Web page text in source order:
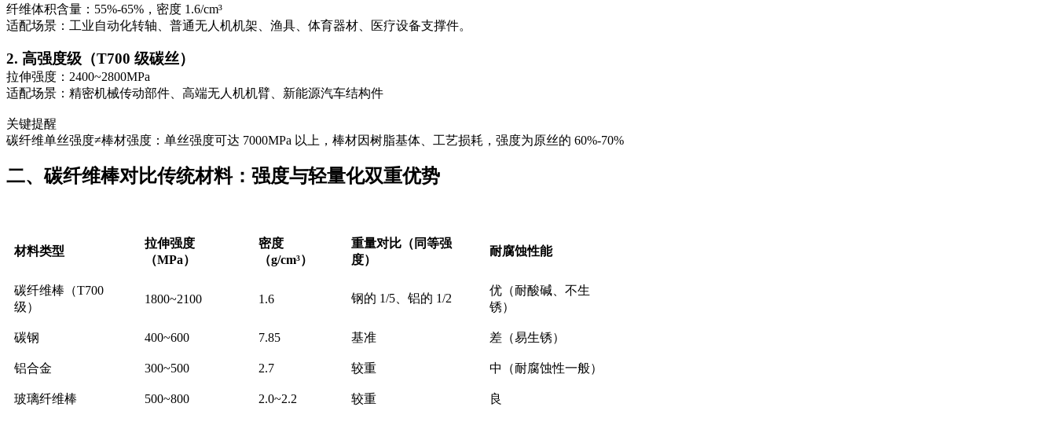
纤维体积含量：55%-65%，密度 1.6/cm³
适配场景：工业自动化转轴、普通无人机机架、渔具、体育器材、医疗设备支撑件。
2. 高强度级（T700 级碳丝）
拉伸强度：2400~2800MPa
适配场景：精密机械传动部件、高端无人机机臂、新能源汽车结构件
关键提醒
碳纤维单丝强度≠棒材强度：单丝强度可达 7000MPa 以上，棒材因树脂基体、工艺损耗，强度为原丝的 60%-70%
二、碳纤维棒对比传统材料：强度与轻量化双重优势
材料类型
拉伸强度
（MPa）
密度
（g/cm³）
重量对比（同等强
度）
耐腐蚀性能
碳纤维棒（T700
级）
1800~2100 1.6 钢的 1/5、铝的 1/2
优（耐酸碱、不生
锈）
碳钢 400~600 7.85 基准 差（易生锈）
铝合金 300~500 2.7 较重 中（耐腐蚀性一般）
玻璃纤维棒 500~800 2.0~2.2 较重 良